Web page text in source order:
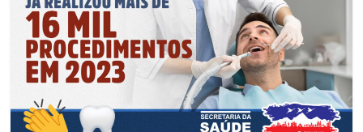
Prefeitura
Estância
Turística
Guaratinguetá